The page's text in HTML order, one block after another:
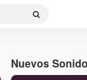
Nuevos